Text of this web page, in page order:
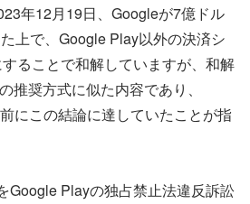
年12月19日、Googleが7億ドル
上で、Google Play以外の決済シ
ることで和解していますが、和解
推奨方式に似た内容であり、
にこの結論に達していたことが指
Google Playの独占禁止法違反訴訟